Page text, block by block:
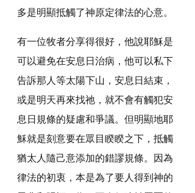
多是明顯抵觸了神原定律法的心意。
有一位牧者分享得很好，他說耶穌是
可以避免在安息日治病，他可以私下
告訴那人等太陽下山，安息日結束，
或是明天再來找祂，就不會有觸犯安
息日規條的疑慮和爭議。但明顯地耶
穌就是刻意要在眾目睽睽之下，抵觸
猶太人隨己意添加的錯謬規條。因為
律法的初衷，本是為了要人得到神的